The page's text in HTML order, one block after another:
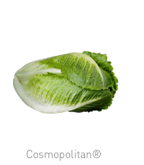
Cosmopolitan®